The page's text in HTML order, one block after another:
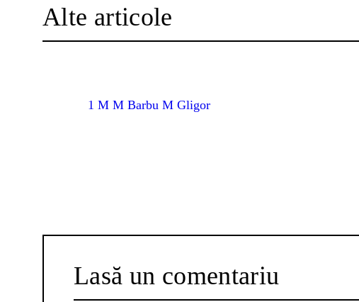
Alte articole
1 M M Barbu M Gligor
Lasă un comentariu